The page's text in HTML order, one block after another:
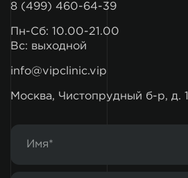
8 (499) 460-64-39
Пн-Сб: 10.00-21.00
Вс: выходной
info@vipclinic.vip
Москва, Чистопрудный б-р, д.